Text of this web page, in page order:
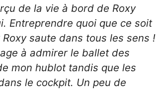
de la vie à bord de Roxy
Entreprendre quoi que ce soit
saute dans tous les sens !
à admirer le ballet des
mon hublot tandis que les
le cockpit. Un peu de